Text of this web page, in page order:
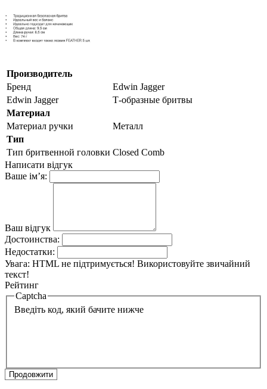
Производитель
Бренд
Edwin Jagger
Edwin Jagger
Т-образные бритвы
Материал
Материал ручки
Металл
Тип
Тип бритвенной головки Closed Comb
Написати відгук
Ваше ім’я:
Ваш відгук
Достоинства:
Недостатки:
Увага: HTML не підтримується! Використовуйте звичайний
текст!
Рейтинг
Captcha
Введіть код, який бачите нижче
Продовжити